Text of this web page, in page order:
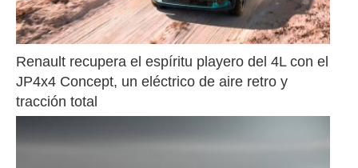
Renault recupera el espíritu playero del 4L con el
JP4x4 Concept, un eléctrico de aire retro y
tracción total